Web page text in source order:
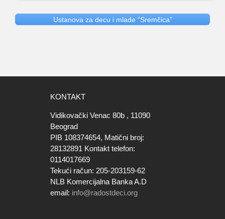
Ustanova za decu i mlade “Sremčica”
KONTAKT
Vidikovački Venac 80b , 11090
Beograd
PIB 108374654, Matični broj:
28132891 Kontakt telefon:
0114017669
Tekući račun: 205-203159-62
NLB Komercijalna Banka A.D
email: info@radostdeci.org